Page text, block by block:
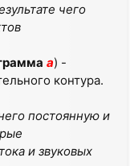
чего
а) -
контура.
постоянную и
и звуковых